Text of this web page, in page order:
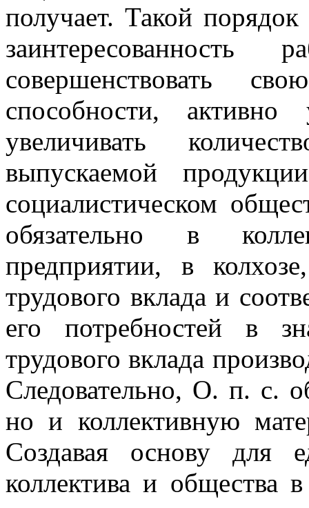
получает. Такой
совершенствовать
способности, активно
увеличивать
выпускаемой
социалистическом
обязательно в
предприятии, в
трудового вклада и
его потребностей в
трудового вклада
Следовательно, О. п. с.
но и коллективную
Создавая основу для
коллектива и